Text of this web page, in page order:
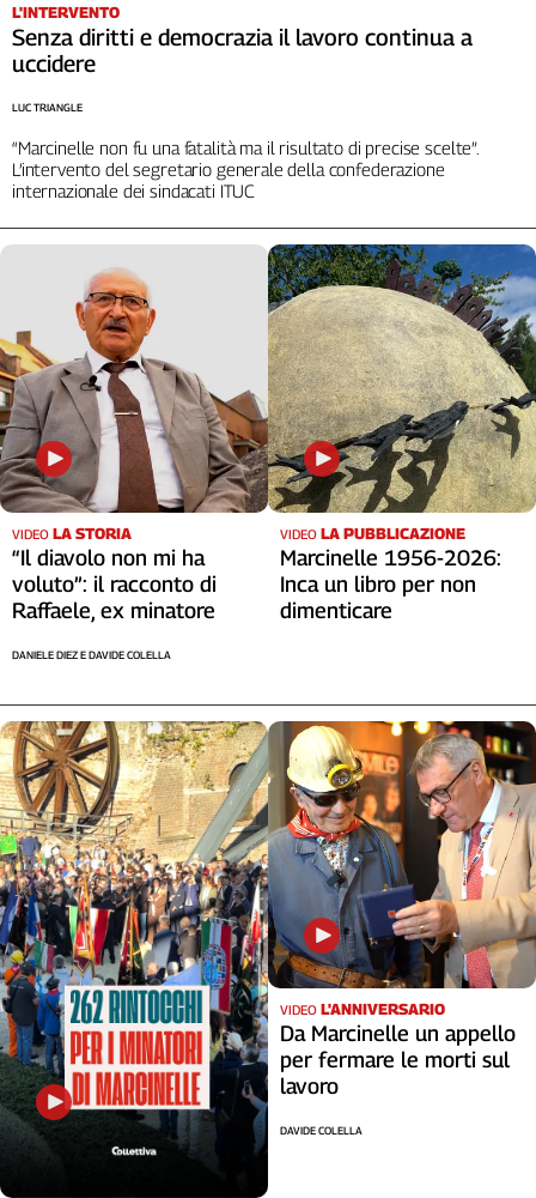
L'INTERVENTO
Senza diritti e democrazia il lavoro continua a
uccidere
“Marcinelle non fu una fatalità ma il risultato di precise scelte”.
L’intervento del segretario generale della confederazione
internazionale dei sindacati ITUC
LUC TRIANGLE
VIDEO LA STORIA
“Il diavolo non mi ha
voluto”: il racconto di
Raffaele, ex minatore
DANIELE DIEZ E DAVIDE COLELLA
VIDEO LA PUBBLICAZIONE
Marcinelle 1956-2026:
Inca un libro per non
dimenticare
VIDEO L'ANNIVERSARIO
Da Marcinelle un appello
per fermare le morti sul
lavoro
DAVIDE COLELLA